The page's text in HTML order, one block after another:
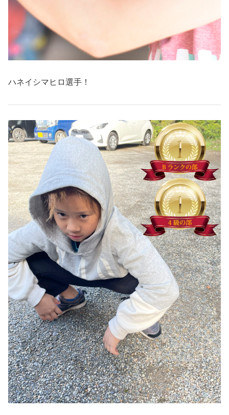
ハネイシマヒロ選手！